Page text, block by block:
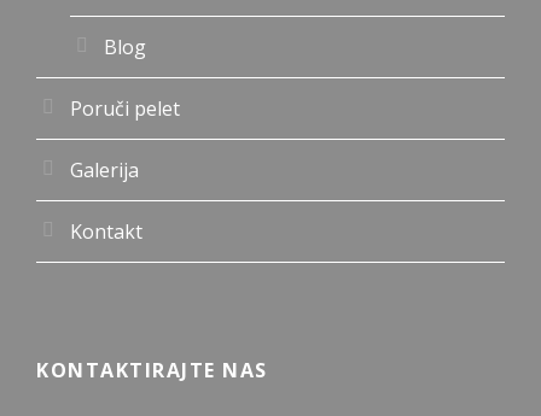
Blog
Poruči pelet
Galerija
Kontakt
KONTAKTIRAJTE NAS